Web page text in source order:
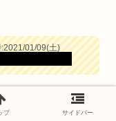
01/09(土)
プ サイドバー